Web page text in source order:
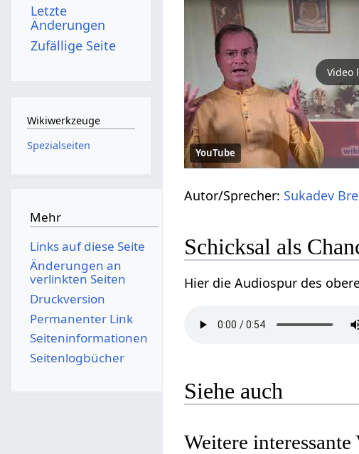
Video
YouTube
Autor/Sprecher: Sukadev
Schicksal als
Hier die Audiospur des
Siehe auch
Weitere
Letzte
Änderungen
Zufällige Seite
Wikiwerkzeuge
Spezialseiten
Mehr
Links auf diese Seite
Änderungen an
verlinkten Seiten
Druckversion
Permanenter Link
Seiten­­informationen
Seitenlogbücher